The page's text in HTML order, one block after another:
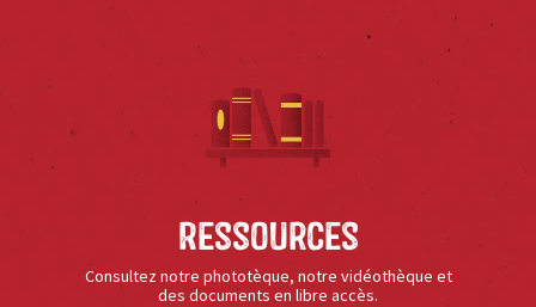
Ressources
Consultez notre phototèque, notre vidéothèque et
des documents en libre accès.